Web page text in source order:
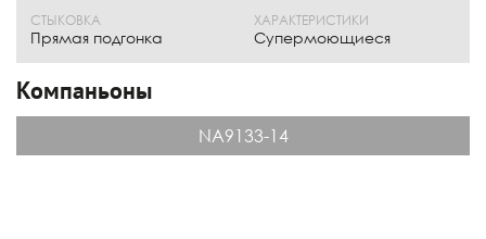
СТЫКОВКА
Прямая подгонка
ХАРАКТЕРИСТИКИ
Супермоющиеся
Компаньоны
NA9133-14